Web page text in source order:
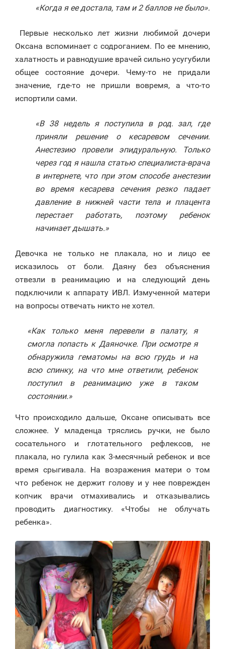
«Когда я ее достала, там и 2 баллов не было».
Первые несколько лет жизни любимой дочери
Оксана вспоминает с содроганием. По ее мнению,
халатность и равнодушие врачей сильно усугубили
общее состояние дочери. Чему-то не придали
значение, где-то не пришли вовремя, а что-то
испортили сами.
«В 38 недель я поступила в род. зал, где
приняли решение о кесаревом сечении.
Анестезию провели эпидуральную. Только
через год я нашла статью специалиста-врача
в интернете, что при этом способе анестезии
во время кесарева сечения резко падает
давление в нижней части тела и плацента
перестает работать, поэтому ребенок
начинает дышать.»
Девочка не только не плакала, но и лицо ее
исказилось от боли. Даяну без объяснения
отвезли в реанимацию и на следующий день
подключили к аппарату ИВЛ. Измученной матери
на вопросы отвечать никто не хотел.
«Как только меня перевели в палату, я
смогла попасть к Даяночке. При осмотре я
обнаружила гематомы на всю грудь и на
всю спинку, на что мне ответили, ребенок
поступил в реанимацию уже в таком
состоянии.»
Что происходило дальше, Оксане описывать все
сложнее. У младенца тряслись ручки, не было
сосательного и глотательного рефлексов, не
плакала, но гулила как 3-месячный ребенок и все
время срыгивала. На возражения матери о том
что ребенок не держит голову и у нее поврежден
копчик врачи отмахивались и отказывались
проводить диагностику. «Чтобы не облучать
ребенка».